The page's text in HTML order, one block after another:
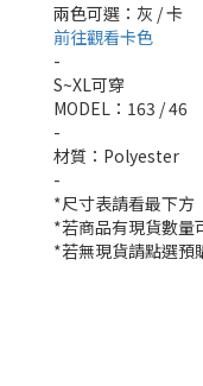
兩色可選：灰 / 卡
前往觀看卡色
-
S~XL可穿
MODEL：163 / 46
-
材質：Polyester
-
*尺寸表請看最下方
*若商品有現貨數量
*若無現貨請點選預